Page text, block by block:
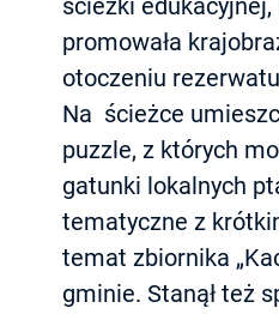
ścieżki
promowała
otoczeniu
Na ścieżce
puzzle, z których
gatunki lokalnych
tematyczne z
temat zbiornika
gminie. Stanął też